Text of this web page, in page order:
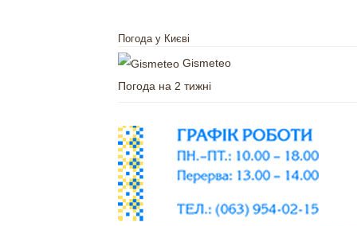
Погода у Києві
Gismeteo
Погода на 2 тижні